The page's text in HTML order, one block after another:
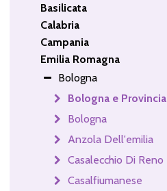
Basilicata
Calabria
Campania
Emilia Romagna
Bologna
Bologna e Provincia
Bologna
Anzola Dell'emilia
Casalecchio Di Reno
Casalfiumanese